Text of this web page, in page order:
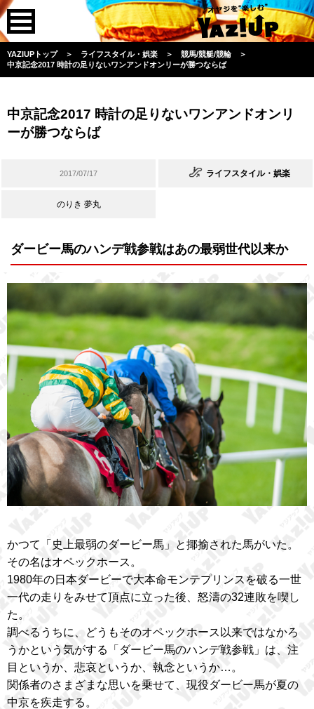
YAZIUPトップ ＞ ライフスタイル・娯楽 ＞ 競馬/競艇/競輪
＞
中京記念2017 時計の足りないワンアンドオンリーが勝つならば
中京記念2017 時計の足りないワンアンドオンリ
ーが勝つならば
2017/07/17 ライフスタイル・娯楽
のりき 夢丸
ダービー馬のハンデ戦参戦はあの最弱世代以来か
かつて「史上最弱のダービー馬」と揶揄された馬がいた。
その名はオペックホース。
1980年の日本ダービーで大本命モンテプリンスを破る一世
一代の走りをみせて頂点に立った後、怒濤の32連敗を喫し
た。
調べるうちに、どうもそのオペックホース以来ではなかろ
うかという気がする「ダービー馬のハンデ戦参戦」は、注
目というか、悲哀というか、執念というか…。
関係者のさまざまな思いを乗せて、現役ダービー馬が夏の
中京を疾走する。